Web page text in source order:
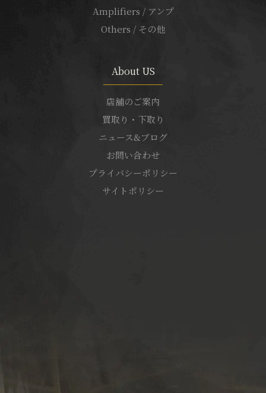
Amplifiers / アンプ
Others / その他
About US
店舗のご案内
買取り・下取り
ニュース&ブログ
お問い合わせ
プライバシーポリシー
サイトポリシー